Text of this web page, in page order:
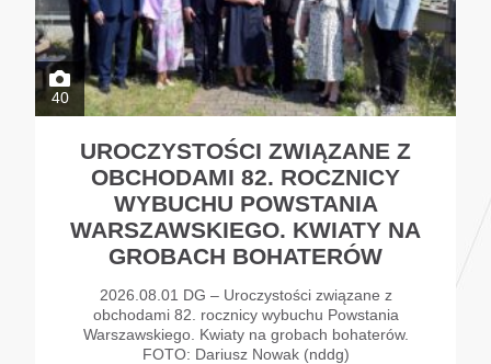
40
UROCZYSTOŚCI ZWIĄZANE Z
OBCHODAMI 82. ROCZNICY
WYBUCHU POWSTANIA
WARSZAWSKIEGO. KWIATY NA
GROBACH BOHATERÓW
2026.08.01 DG – Uroczystości związane z
obchodami 82. rocznicy wybuchu Powstania
Warszawskiego. Kwiaty na grobach bohaterów.
FOTO: Dariusz Nowak (nddg)